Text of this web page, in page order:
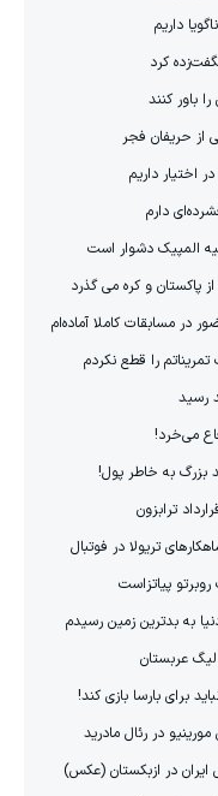
کرد
باور کنند
از حریفان فجر
اختیار داریم
دارم
المپیک دشوار است
پاکستان و کره می گذرد
در مسابقات کاملا آماده‌ام
را قطع نکردم
رسید
می‌خرد!
بزرگ به خاطر پول!
ترابزون
تریولا در فوتبال
پیاتزاست
به بدترین زمین‌ رسیدم
عربستان
برای بارسا بازی کند!
در رئال مادرید
در ازبکستان (عکس)